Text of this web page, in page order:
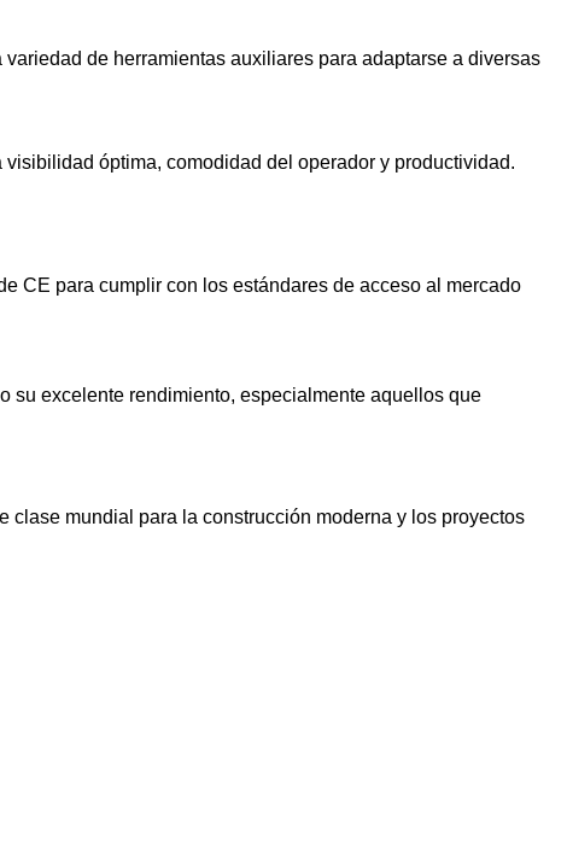
de herramientas auxiliares para adaptarse a diversas
óptima, comodidad del operador y productividad.
CE para cumplir con los estándares de acceso al mercado
su excelente rendimiento, especialmente aquellos que
mundial para la construcción moderna y los proyectos